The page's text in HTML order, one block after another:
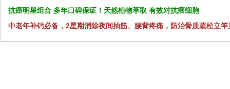
抗癌明星组合 多年口碑保证！天然植物萃取 有效对抗癌细胞
中老年补钙必备，2星期消除夜间抽筋、腰背疼痛，防治骨质疏松立竿